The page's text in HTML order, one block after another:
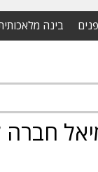
בינה
חברה